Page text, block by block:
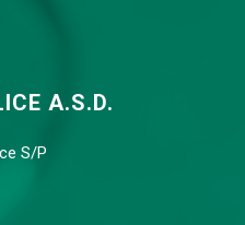
A.S.D.
S/P